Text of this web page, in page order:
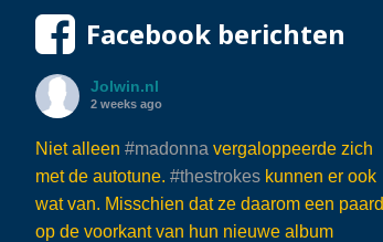
Facebook berichten
Jolwin.nl
2 weeks ago
Niet alleen #madonna vergaloppeerde zich
met de autotune. #thestrokes kunnen er ook
wat van. Misschien dat ze daarom een paard
op de voorkant van hun nieuwe album